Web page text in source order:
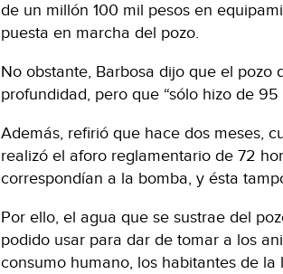
de un millón 100 mil pesos en
puesta en marcha del pozo.
No obstante, Barbosa dijo que el
profundidad, pero que “sólo hizo de
Además, refirió que hace dos meses,
realizó el aforo reglamentario de 72
correspondían a la bomba, y ésta
Por ello, el agua que se sustrae del
podido usar para dar de tomar a los
consumo humano, los habitantes de